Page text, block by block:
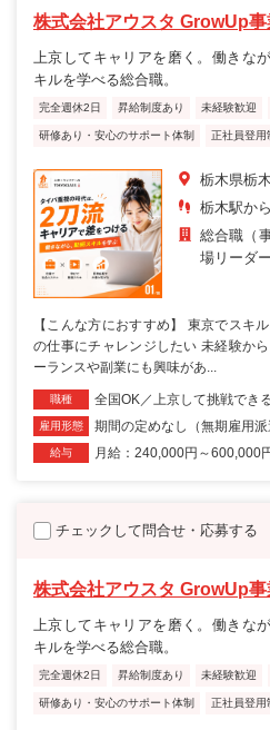
株式会社アウスタ GrowUp事
上京してキャリアを磨く。働きな
キルを学べる総合職。
完全週休2日 昇給制度あり 未経験歓迎
研修あり・安心のサポート体制 正社員登用
栃木県栃
栃木駅か
総合職（
場リーダ
【こんな方におすすめ】 東京でスキ
の仕事にチャレンジしたい 未経験か
ーランスや副業にも興味があ...
職種 全国OK／上京して挑戦でき
雇用形態 期間の定めなし（無期雇用派
給与 月給：240,000円～600,000
チェックして問合せ・応募する
株式会社アウスタ GrowUp事
上京してキャリアを磨く。働きな
キルを学べる総合職。
完全週休2日 昇給制度あり 未経験歓迎
研修あり・安心のサポート体制 正社員登用